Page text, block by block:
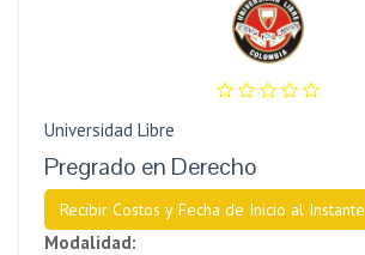
Universidad Libre
Pregrado en Derecho
Recibir Costos y Fecha de Inicio al Instante
Modalidad: